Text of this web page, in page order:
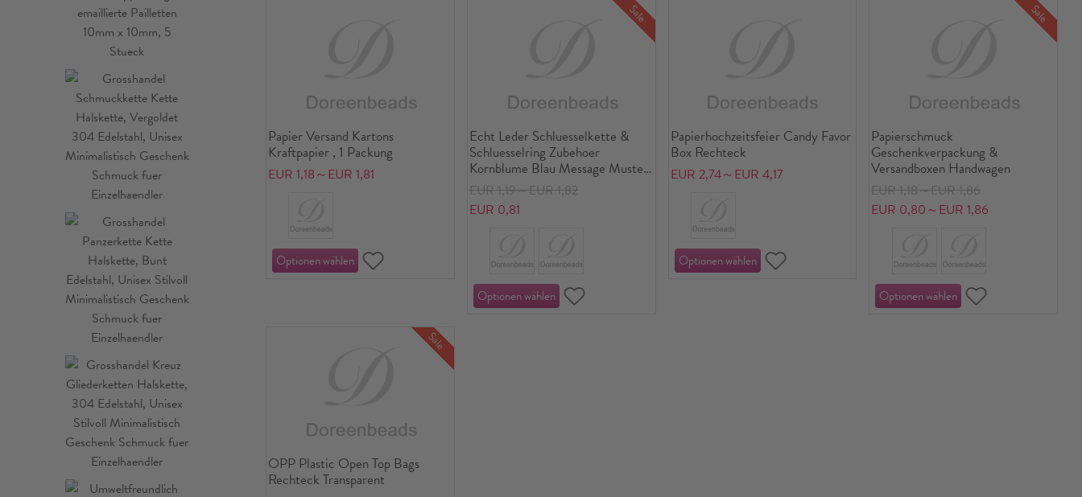
Papier Versand Kartons
Kraftpapier , 1 Packung
EUR 1,18～EUR 1,81
Sale
Echt Leder Schluesselkette &
Schluesselring Zubehoer
Kornblume Blau Message Muster
" LOST WITHOUT YOU "
10.5cm x 2cm, 1 Stueck
EUR 1,19～EUR 1,82
EUR 0,81
Papierhochzeitsfeier Candy Favor
Box Rechteck
EUR 2,74～EUR 4,17
Sale
Papierschmuck
Geschenkverpackung &
Versandboxen Handwagen
EUR 1,18～EUR 1,86
EUR 0,80～EUR 1,86
Sale
OPP Plastic Open Top Bags
Rechteck Transparent